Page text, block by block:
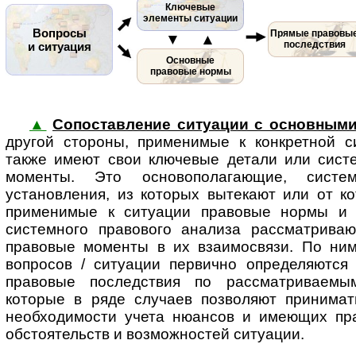
Вопросы
и ситуация
Ключевые
элементы ситуации
▼ ▲
Основные
правовые нормы
Прямые
последствия
▲
Сопоставление ситуации с
другой стороны, применимые к кон­к­рет­ной
также имеют свои ключевые детали или
моменты. Это основополагающие,
установления, из которых вытекают или от
применимые к ситуации правовые нормы и
системного правового анализа
правовые моменты в их взаимосвязи. По
вопросов / ситуации первично
правовые по­след­с­т­вия по
которые в ряде случаев позволяют
необходимости учета нюансов и имеющих
обстоятельств и воз­мож­нос­тей ситуации.